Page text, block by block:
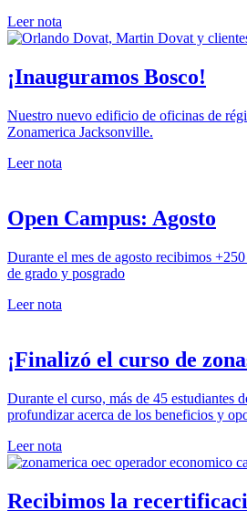
Leer nota
¡Inauguramos Bosco!
Nuestro nuevo edificio de oficinas de
Zonamerica Jacksonville.
Leer nota
Open Campus: Agosto
Durante el mes de agosto recibimos
de grado y posgrado
Leer nota
¡Finalizó el curso de
Durante el curso, más de 45 estudiantes
profundizar acerca de los beneficios y
Leer nota
Recibimos la